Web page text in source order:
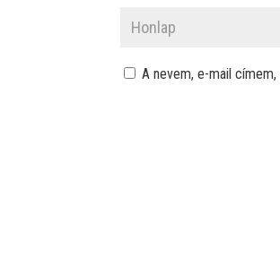
A nevem, e-mail